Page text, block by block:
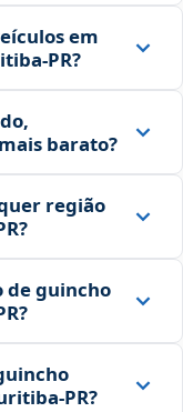
em
barato?
região
de guincho